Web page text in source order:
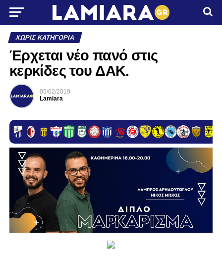
ΧΩΡΊΣ ΚΑΤΗΓΟΡΊΑ
Έρχεται νέο πανό στις
κερκίδες του ΔΑΚ.
05/02/2019
Lamiara